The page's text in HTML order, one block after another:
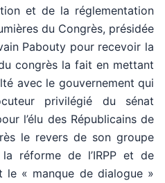
et de la réglementation
du Congrès, présidée
Pabouty pour recevoir la
congrès la fait en mettant
avec le gouvernement qui
privilégié du sénat
l’élu des Républicains de
le revers de son groupe
réforme de l’IRPP et de
« manque de dialogue »